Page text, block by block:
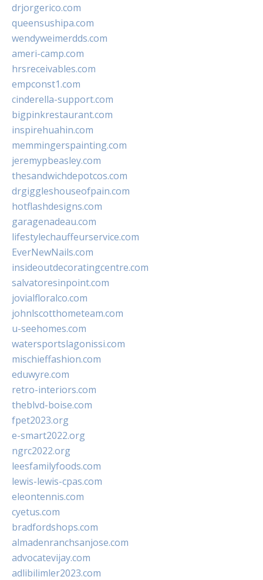
drjorgerico.com
queensushipa.com
wendyweimerdds.com
ameri-camp.com
hrsreceivables.com
empconst1.com
cinderella-support.com
bigpinkrestaurant.com
inspirehuahin.com
memmingerspainting.com
jeremypbeasley.com
thesandwichdepotcos.com
drgiggleshouseofpain.com
hotflashdesigns.com
garagenadeau.com
lifestylechauffeurservice.com
EverNewNails.com
insideoutdecoratingcentre.com
salvatoresinpoint.com
jovialfloralco.com
johnlscotthometeam.com
u-seehomes.com
watersportslagonissi.com
mischieffashion.com
eduwyre.com
retro-interiors.com
theblvd-boise.com
fpet2023.org
e-smart2022.org
ngrc2022.org
leesfamilyfoods.com
lewis-lewis-cpas.com
eleontennis.com
cyetus.com
bradfordshops.com
almadenranchsanjose.com
advocatevijay.com
adlibilimler2023.com